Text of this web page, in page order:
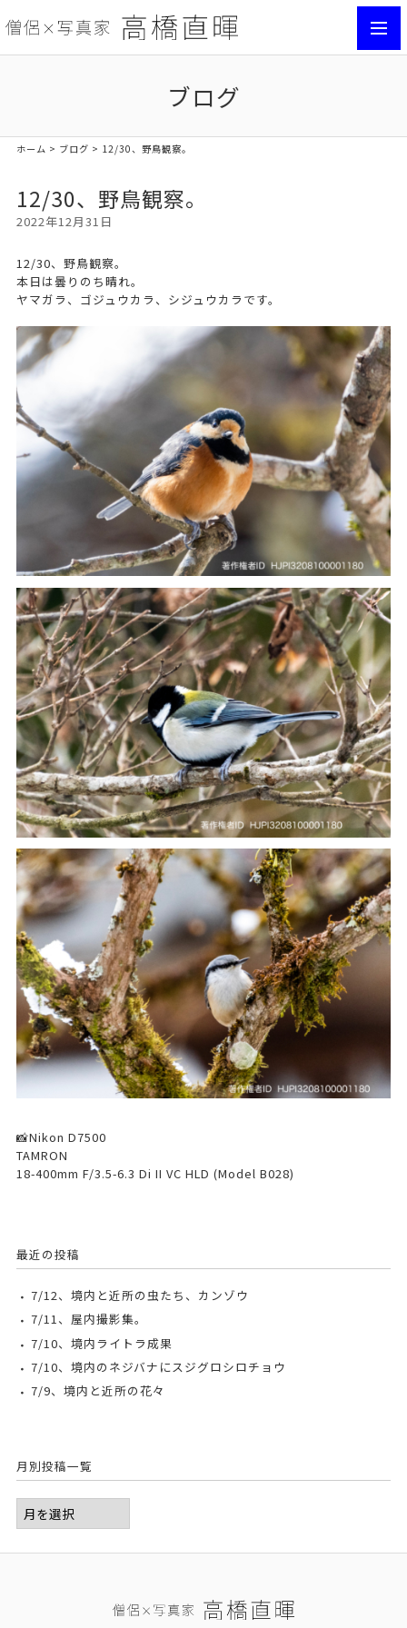
ブログ
ホーム > ブログ > 12/30、野鳥観察。
12/30、野鳥観察。
2022年12月31日
12/30、野鳥観察。
本日は曇りのち晴れ。
ヤマガラ、ゴジュウカラ、シジュウカラです。
📸Nikon D7500
TAMRON
18-400mm F/3.5-6.3 Di II VC HLD (Model B028)
最近の投稿
7/12、境内と近所の虫たち、カンゾウ
7/11、屋内撮影集。
7/10、境内ライトラ成果
7/10、境内のネジバナにスジグロシロチョウ
7/9、境内と近所の花々
月別投稿一覧